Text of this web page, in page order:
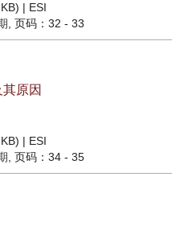
| ESI
, 页码：32 - 33
原因
| ESI
, 页码：34 - 35